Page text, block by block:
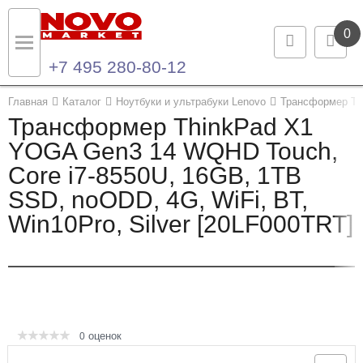
0
+7 495 280-80-12
Главная Каталог Ноутбуки и ультрабуки Lenovo Трансформер
Трансформер ThinkPad X1
YOGA Gen3 14 WQHD Touch,
Core i7-8550U, 16GB, 1TB
SSD, noODD, 4G, WiFi, BT,
Win10Pro, Silver [20LF000TRT]
0 оценок
Назад
Каталог продукции
Ноутбуки и ультрабуки
Компьютеры
Назад
Контакты
Контактная информация